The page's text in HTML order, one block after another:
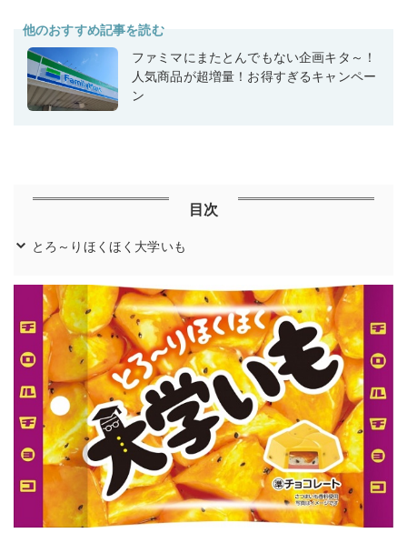
他のおすすめ記事を読む
ファミマにまたとんでもない企画キタ～！
人気商品が超増量！お得すぎるキャンペー
ン
目次
とろ～りほくほく大学いも